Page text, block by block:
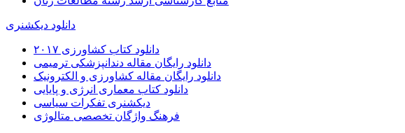
دانلود دیکشنری
دانلود کتاب کشاورزی ۲۰۱۷
دانلود رایگان مقاله دندانپزشکی ترمیمی
دانلود رایگان مقاله کشاورزی و الکترونیک
دانلود کتاب معماری انرژی و پایایی
دیکشنری تفکرات سیاسی
فرهنگ واژگان تخصصی متالوژی